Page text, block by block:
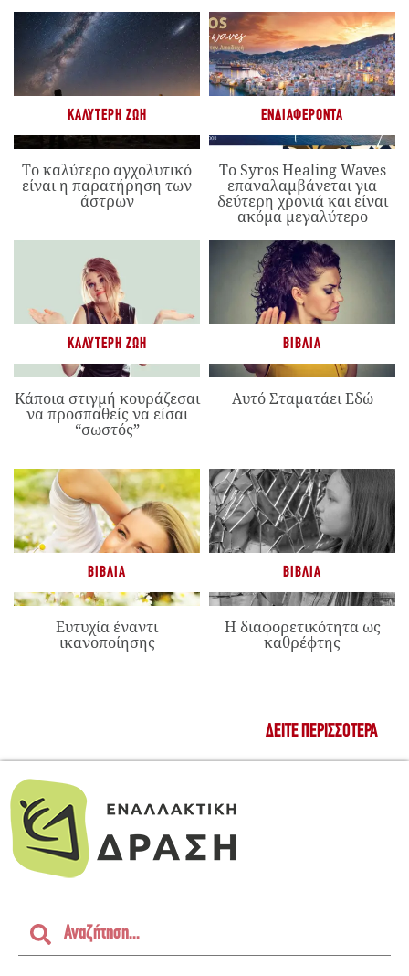
ΚΑΛΎΤΕΡΗ ΖΩΉ
Το καλύτερο αγχολυτικό
είναι η παρατήρηση των
άστρων
ΕΝΔΙΑΦΈΡΟΝΤΑ
Το Syros Healing Waves
επαναλαμβάνεται για
δεύτερη χρονιά και είναι
ακόμα μεγαλύτερο
ΚΑΛΎΤΕΡΗ ΖΩΉ
Κάποια στιγμή κουράζεσαι
να προσπαθείς να είσαι
“σωστός”
ΒΙΒΛΊΑ
Αυτό Σταματάει Εδώ
ΒΙΒΛΊΑ
Ευτυχία έναντι
ικανοποίησης
ΒΙΒΛΊΑ
Η διαφορετικότητα ως
καθρέφτης
ΔΕΊΤΕ ΠΕΡΙΣΣΌΤΕΡΑ